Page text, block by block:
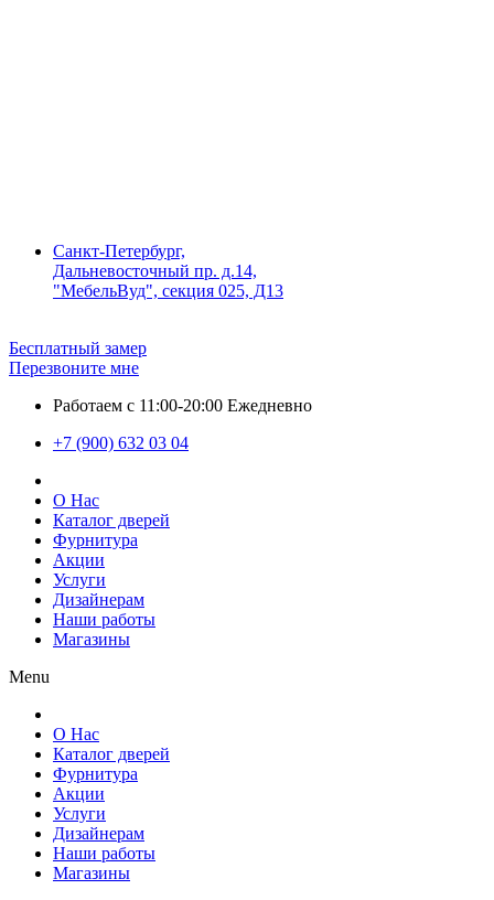
Санкт-Петербург,
Дальневосточный пр. д.14,
"МебельВуд", секция 025, Д13
Бесплатный замер
Перезвоните мне
Работаем с 11:00-20:00 Ежедневно
+7 (900) 632 03 04
О Нас
Каталог дверей
Фурнитура
Акции
Услуги
Дизайнерам
Наши работы
Магазины
Menu
О Нас
Каталог дверей
Фурнитура
Акции
Услуги
Дизайнерам
Наши работы
Магазины